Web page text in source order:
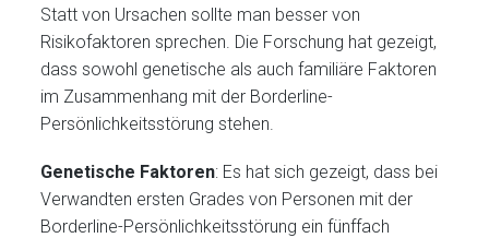
Statt von Ursachen sollte man besser von
Risikofaktoren sprechen. Die Forschung hat gezeigt,
dass sowohl genetische als auch familiäre Faktoren
im Zusammenhang mit der Borderline-
Persönlichkeitsstörung stehen.
Genetische Faktoren: Es hat sich gezeigt, dass bei
Verwandten ersten Grades von Personen mit der
Borderline-Persönlichkeitsstörung ein fünffach